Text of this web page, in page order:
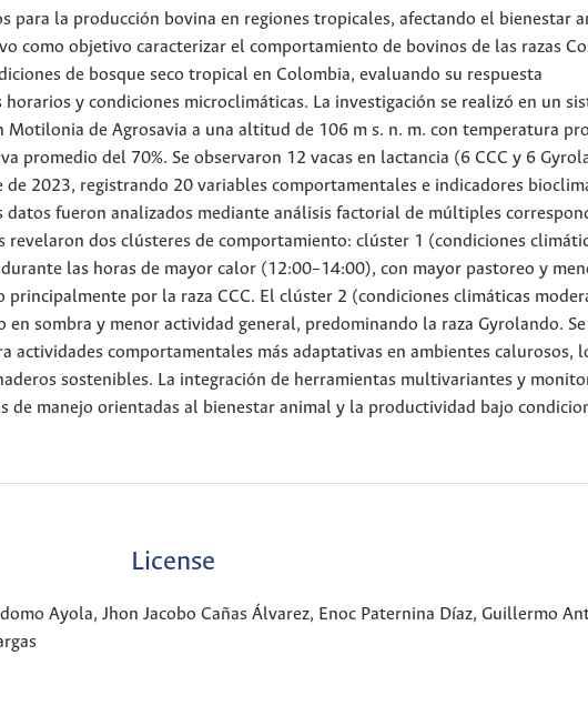
para la producción bovina en regiones tropicales, afectando el bienestar
como objetivo caracterizar el comportamiento de bovinos de las razas
de bosque seco tropical en Colombia, evaluando su respuesta
y condiciones microclimáticas. La investigación se realizó en un
de Agrosavia a una altitud de 106 m s. n. m. con temperatura
promedio del 70%. Se observaron 12 vacas en lactancia (6 CCC y 6
2023, registrando 20 variables comportamentales e indicadores
fueron analizados mediante análisis factorial de múltiples
revelaron dos clústeres de comportamiento: clúster 1 (condiciones
las horas de mayor calor (12:00–14:00), con mayor pastoreo y
principalmente por la raza CCC. El clúster 2 (condiciones climáticas
en sombra y menor actividad general, predominando la raza Gyrolando. Se
actividades comportamentales más adaptativas en ambientes calurosos,
sostenibles. La integración de herramientas multivariantes y
de manejo orientadas al bienestar animal y la productividad bajo
License
Ayola, Jhon Jacobo Cañas Álvarez, Enoc Paternina Díaz, Guillermo